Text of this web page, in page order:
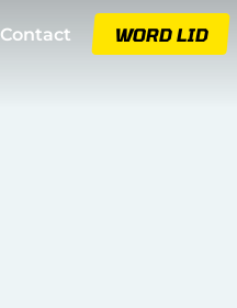
Contact WORD LID